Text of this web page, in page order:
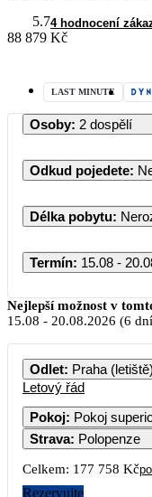
5.74 hodnocení
88 879 Kč
LAST MINUTE
Osoby: 2 dospělí
Odkud pojedete:
Délka pobytu:
Termín: 15.08 -
Nejlepší možnost v
15.08 - 20.08.2026 (6
Odlet: Praha
Letový řád
Pokoj: Pokoj
Strava: Polopenze
Celkem: 177 758 Kč
Rezervujte